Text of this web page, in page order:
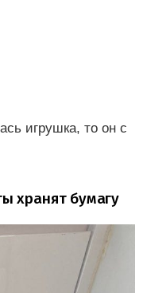
игрушка, то он с
хранят бумагу